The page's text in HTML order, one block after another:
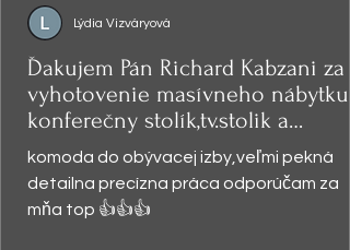
Ďakujem Pán Richard Kabzani za
vyhotovenie masívneho nábytku -
konferečny stolík,tv.stolik a
presklená
komoda do obývacej izby,veľmi pekná
detailna precízna práca odporúčam za
mňa top 👍👍👍
Lýdia Vizváryová